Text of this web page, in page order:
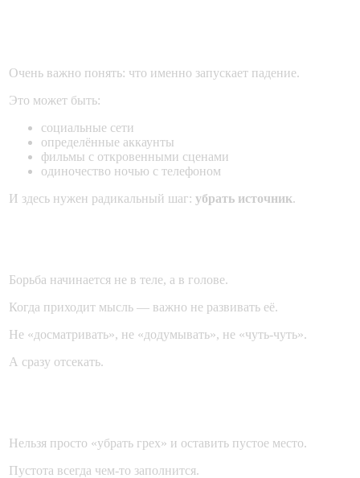
Очень важно понять: что именно запускает падение.
Это может быть:
социальные сети
определённые аккаунты
фильмы с откровенными сценами
одиночество ночью с телефоном
И здесь нужен радикальный шаг: убрать источник.
Борьба начинается не в теле, а в голове.
Когда приходит мысль — важно не развивать её.
Не «досматривать», не «додумывать», не «чуть-чуть».
А сразу отсекать.
Нельзя просто «убрать грех» и оставить пустое место.
Пустота всегда чем-то заполнится.